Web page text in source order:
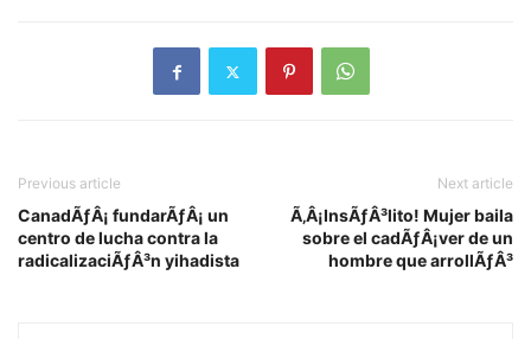
Previous article
CanadÃƒÂ¡ fundarÃƒÂ¡ un
centro de lucha contra la
radicalizaciÃƒÂ³n yihadista
Next article
Ã‚Â¡InsÃƒÂ³lito! Mujer baila
sobre el cadÃƒÂ¡ver de un
hombre que arrollÃƒÂ³